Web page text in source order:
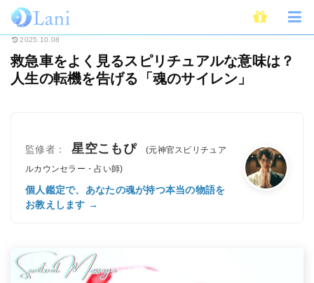
ホーム スピリチュアル 救急車をよく見るスピリチュアルな意味は？人生
2025.10.08
救急車をよく見るスピリチュアルな意味は？
人生の転機を告げる「魂のサイレン」
監修者： 星空こもぴ
(元神官スピリチュア
ルカウンセラー・占い師)
個人鑑定で、あなたの魂が持つ本当の物語を
お教えします →